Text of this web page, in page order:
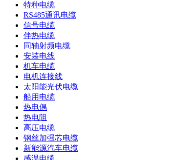
特种电缆
RS485通讯电缆
信号电缆
伴热电缆
同轴射频电缆
安装电线
机车电缆
电机连接线
太阳能光伏电缆
船用电缆
热电偶
热电阻
高压电缆
钢丝加强芯电缆
新能源汽车电缆
感温电缆